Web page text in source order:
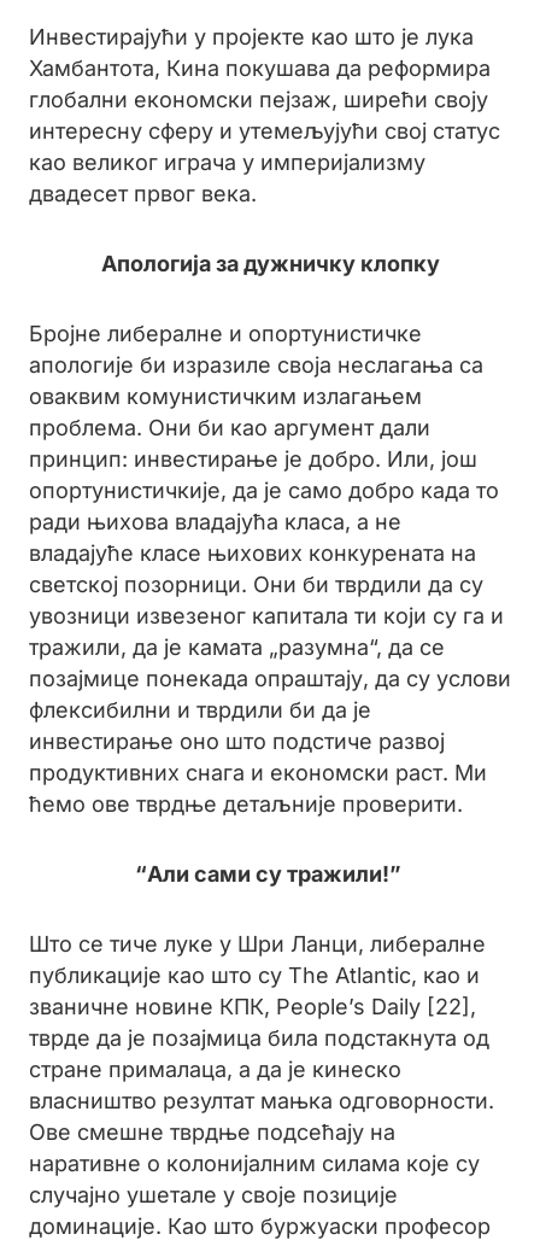
Инвестирајући у пројекте као што је лука
Хамбантота, Кина покушава да реформира
глобални економски пејзаж, ширећи своју
интересну сферу и утемељујући свој статус
као великог играча у империјализму
двадесет првог века.
Апологија за дужничку клопку
Бројне либералне и опортунистичке
апологије би изразиле своја неслагања са
оваквим комунистичким излагањем
проблема. Они би као аргумент дали
принцип: инвестирање је добро. Или, још
опортунистичкије, да је само добро када то
ради њихова владајућа класа, а не
владајуће класе њихових конкурената на
светској позорници. Они би тврдили да су
увозници извезеног капитала ти који су га и
тражили, да је камата „разумна“, да се
позајмице понекада опраштају, да су услови
флексибилни и тврдили би да је
инвестирање оно што подстиче развој
продуктивних снага и економски раст. Ми
ћемо ове тврдње детаљније проверити.
“Али сами су тражили!”
Што се тиче луке у Шри Ланци, либералне
публикације као што су The Atlantic, као и
званичне новине КПК, People’s Daily [22],
тврде да је позајмица била подстакнута од
стране прималаца, а да је кинеско
власништво резултат мањка одговорности.
Ове смешне тврдње подсећају на
наративне о колонијалним силама које су
случајно ушетале у своје позиције
доминације. Као што буржуаски професор